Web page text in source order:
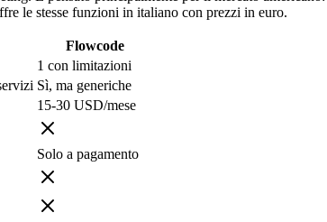
le stesse funzioni in italiano con prezzi in euro.
Flowcode
1 con limitazioni
Sì, ma generiche
15-30 USD/mese
Solo a pagamento